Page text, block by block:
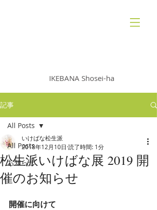
IKEBANA Shosei-ha
記事
All Posts
お知らせ
All Posts
松生派いけばな展 2019 開
催のお知らせ
いけばな松生派
2018年12月10日 読了時間: 1分
開催に向けて